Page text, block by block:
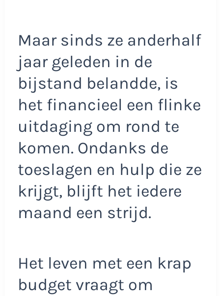
Maar sinds ze anderhalf
jaar geleden in de
bijstand belandde, is
het financieel een flinke
uitdaging om rond te
komen. Ondanks de
toeslagen en hulp die ze
krijgt, blijft het iedere
maand een strijd.
Het leven met een krap
budget vraagt om